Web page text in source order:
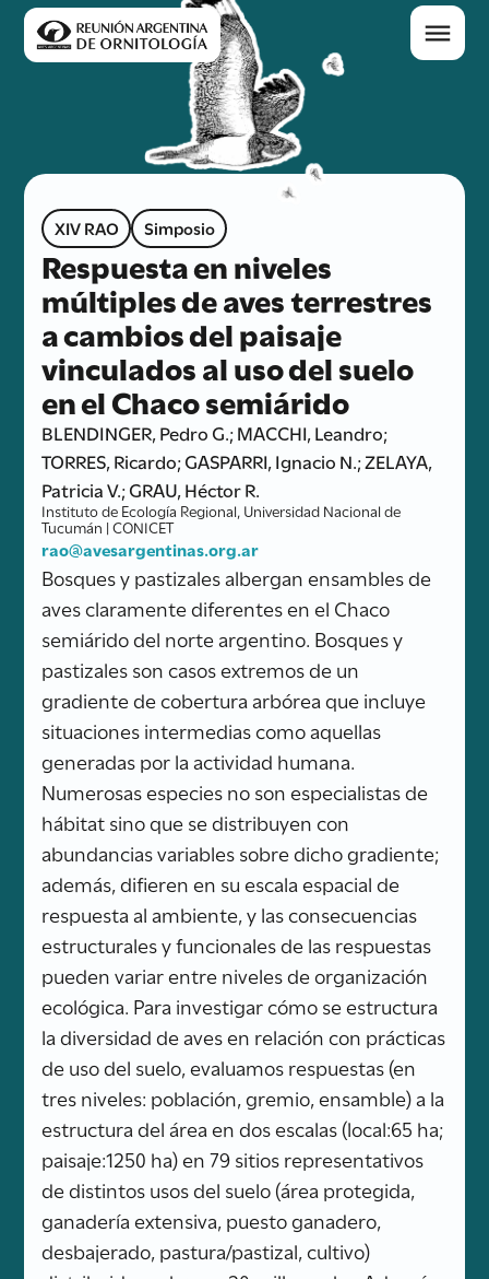
XIV RAO Simposio
Respuesta en niveles
múltiples de aves terrestres
a cambios del paisaje
vinculados al uso del suelo
en el Chaco semiárido
BLENDINGER, Pedro G.; MACCHI, Leandro;
TORRES, Ricardo; GASPARRI, Ignacio N.; ZELAYA,
Patricia V.; GRAU, Héctor R.
Instituto de Ecología Regional, Universidad Nacional de
Tucumán | CONICET
rao@avesargentinas.org.ar
Bosques y pastizales albergan ensambles de
aves claramente diferentes en el Chaco
semiárido del norte argentino. Bosques y
pastizales son casos extremos de un
gradiente de cobertura arbórea que incluye
situaciones intermedias como aquellas
generadas por la actividad humana.
Numerosas especies no son especialistas de
hábitat sino que se distribuyen con
abundancias variables sobre dicho gradiente;
además, difieren en su escala espacial de
respuesta al ambiente, y las consecuencias
estructurales y funcionales de las respuestas
pueden variar entre niveles de organización
ecológica. Para investigar cómo se estructura
la diversidad de aves en relación con prácticas
de uso del suelo, evaluamos respuestas (en
tres niveles: población, gremio, ensamble) a la
estructura del área en dos escalas (local:65 ha;
paisaje:1250 ha) en 79 sitios representativos
de distintos usos del suelo (área protegida,
ganadería extensiva, puesto ganadero,
desbajerado, pastura/pastizal, cultivo)